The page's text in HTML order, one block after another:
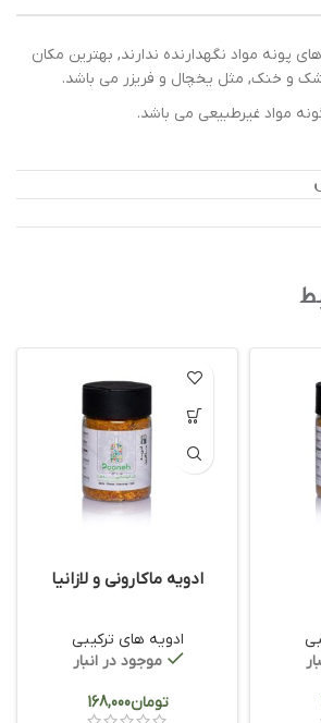
پونه مواد نگهدارنده ندارند, بهترین مکان
و خنک, مثل یخچال و فریزر می باشد.
مواد غیرطبیعی می باشد.
ادویه ماکارونی و لازانیا
ادویه های ترکیبی
موجود در انبار
تومان